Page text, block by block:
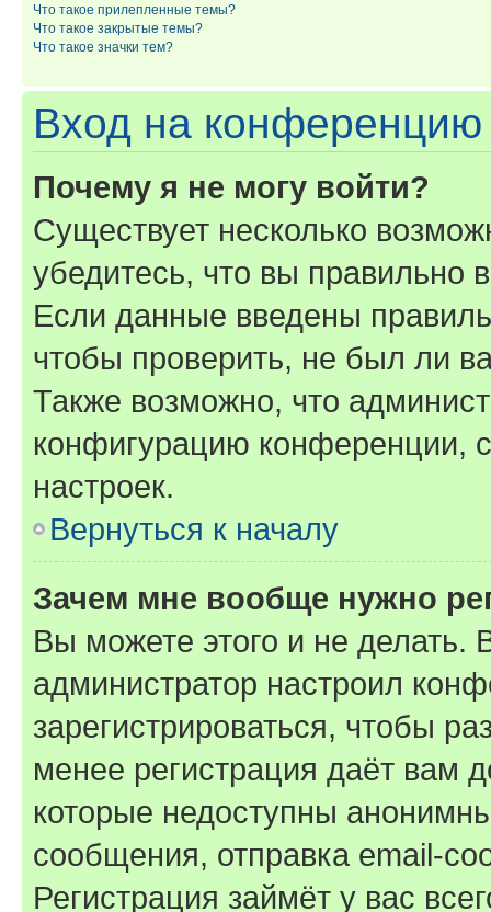
Что такое прилепленные темы?
Что такое закрытые темы?
Что такое значки тем?
Вход на конференцию
Почему я не могу войти?
Существует несколько
убедитесь, что вы правильно
Если данные введены
чтобы проверить, не был ли
Также возможно, что
конфигурацию конференции,
настроек.
Вернуться к началу
Зачем мне вообще нужно
Вы можете этого и не делать.
администратор настроил
зарегистрироваться, чтобы
менее регистрация даёт вам
которые недоступны
сообщения, отправка email-
Регистрация займёт у вас